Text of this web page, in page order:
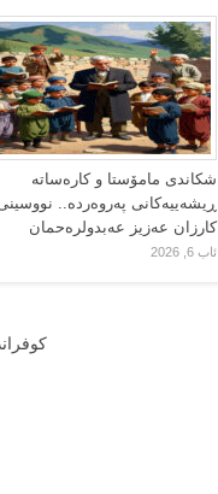
شکاندی مامۆستا و کارەساتە
ڕیشەییەکانی پەروەردە..
کارزان عەزیز عەبدولرەحمان
ئاب 6, 2026